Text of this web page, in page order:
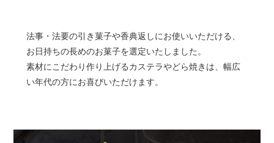
法事・法要の引き菓子や香典返しにお使いいただける、
お日持ちの長めのお菓子を選定いたしました。
素材にこだわり作り上げるカステラやどら焼きは、幅広
い年代の方にお喜びいただけます。